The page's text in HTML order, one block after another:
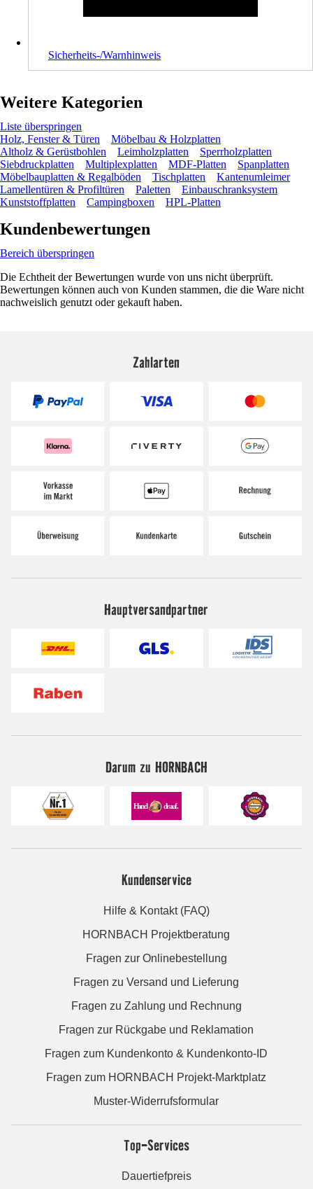
Sicherheits-/Warnhinweis
Weitere Kategorien
Liste überspringen
Holz, Fenster & Türen
Möbelbau & Holzplatten
Altholz & Gerüstbohlen
Leimholzplatten
Sperrholzplatten
Siebdruckplatten
Multiplexplatten MDF-Platten
Spanplatten
Möbelbauplatten & Regalböden
Tischplatten
Kantenumleimer
Lamellentüren & Profiltüren
Paletten
Einbauschranksystem
Kunststoffplatten
Campingboxen HPL-Platten
Kundenbewertungen
Bereich überspringen
Die Echtheit der Bewertungen wurde von uns nicht überprüft.
Bewertungen können auch von Kunden stammen, die die Ware nicht
nachweislich genutzt oder gekauft haben.
Zahlarten
Hauptversandpartner
Darum zu HORNBACH
Kundenservice
Hilfe & Kontakt (FAQ)
HORNBACH Projektberatung
Fragen zur Onlinebestellung
Fragen zu Versand und Lieferung
Fragen zu Zahlung und Rechnung
Fragen zur Rückgabe und Reklamation
Fragen zum Kundenkonto & Kundenkonto-ID
Fragen zum HORNBACH Projekt-Marktplatz
Muster-Widerrufsformular
Top-Services
Dauertiefpreis